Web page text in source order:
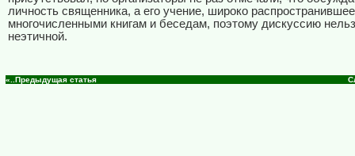
личность священника, а его учение, широко
многочисленными книгам и беседам, поэтому дискуссию
неэтичной.
«..Предыдущая статья